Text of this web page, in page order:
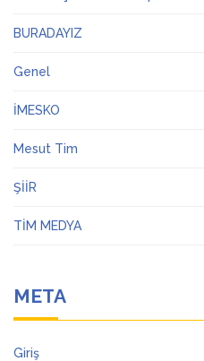
BURADAYIZ
Genel
İMESKO
Mesut Tim
ŞİİR
TİM MEDYA
META
Giriş